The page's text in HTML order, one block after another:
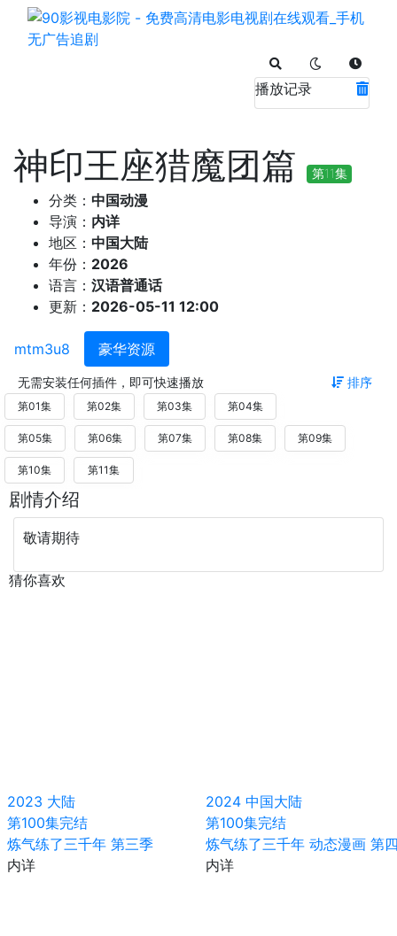
播放记录
神印王座猎魔团篇 第11集
分类： 中国动漫
导演： 内详
地区： 中国大陆
年份： 2026
语言： 汉语普通话
更新： 2026-05-11 12:00
mtm3u8 豪华资源
无需安装任何插件，即可快速播放 排序
第01集 第02集 第03集 第04集
第05集 第06集 第07集 第08集 第09集
第10集 第11集
剧情介绍
敬请期待
猜你喜欢
2023 大陆
第100集完结
炼气练了三千年 第三季
内详
2024 中国大陆
第100集完结
炼气练了三千年 动态漫画 第
内详